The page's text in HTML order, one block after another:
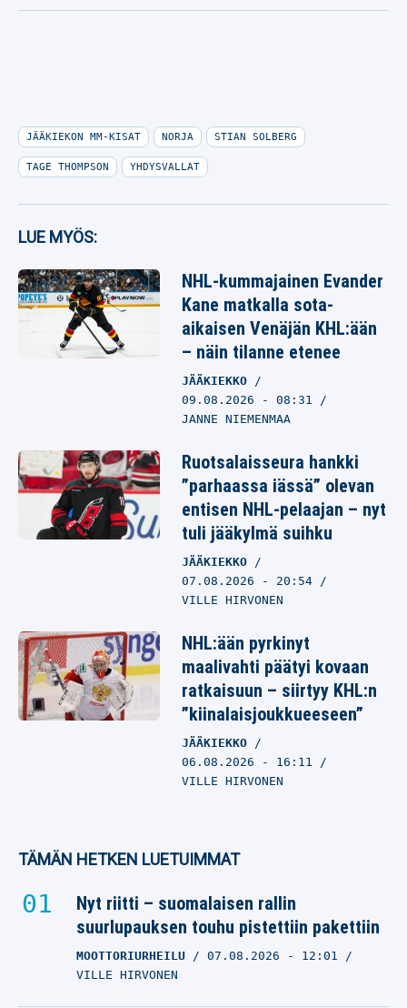
JÄÄKIEKON MM-KISAT NORJA STIAN SOLBERG
TAGE THOMPSON YHDYSVALLAT
LUE MYÖS:
NHL-kummajainen Evander
Kane matkalla sota-
aikaisen Venäjän KHL:ään
– näin tilanne etenee
JÄÄKIEKKO
09.08.2026 - 08:31
JANNE NIEMENMAA
Ruotsalaisseura hankki
”parhaassa iässä” olevan
entisen NHL-pelaajan – nyt
tuli jääkylmä suihku
JÄÄKIEKKO
07.08.2026 - 20:54
VILLE HIRVONEN
NHL:ään pyrkinyt
maalivahti päätyi kovaan
ratkaisuun – siirtyy KHL:n
”kiinalaisjoukkueeseen”
JÄÄKIEKKO
06.08.2026 - 16:11
VILLE HIRVONEN
TÄMÄN HETKEN LUETUIMMAT
Nyt riitti – suomalaisen rallin
suurlupauksen touhu pistettiin pakettiin
MOOTTORIURHEILU 07.08.2026 - 12:01
VILLE HIRVONEN